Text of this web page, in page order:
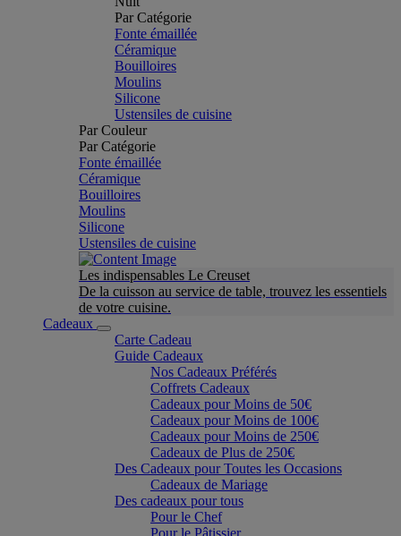
Par Catégorie
Fonte émaillée
Céramique
Bouilloires
Moulins
Silicone
Ustensiles de cuisine
Par Couleur
Par Catégorie
Fonte émaillée
Céramique
Bouilloires
Moulins
Silicone
Ustensiles de cuisine
Les indispensables Le Creuset
De la cuisson au service de table, trouvez les essentiels
de votre cuisine.
Cadeaux
Carte Cadeau
Guide Cadeaux
Nos Cadeaux Préférés
Coffrets Cadeaux
Cadeaux pour Moins de 50€
Cadeaux pour Moins de 100€
Cadeaux pour Moins de 250€
Cadeaux de Plus de 250€
Des Cadeaux pour Toutes les Occasions
Cadeaux de Mariage
Des cadeaux pour tous
Pour le Chef
Pour le Pâtissier